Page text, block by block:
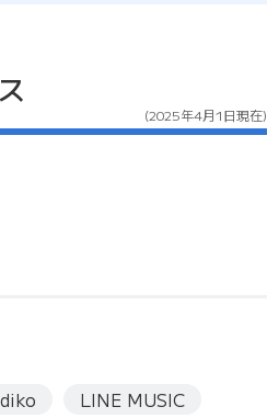
(2025年4月1日現在)
LINE MUSIC